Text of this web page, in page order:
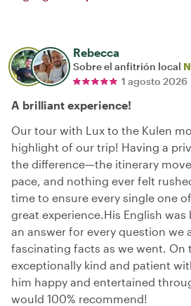
Rebecca
Sobre el anfitrión local
1 agosto 2026
A brilliant experience!
Our tour with Lux to the Kulen
highlight of our trip! Having a
the difference—the itinerary
pace, and nothing ever felt
time to ensure every single one
great experience. ​His English
an answer for every question we
fascinating facts as we went. On
exceptionally kind and patient
him happy and entertained
would 100% recommend!